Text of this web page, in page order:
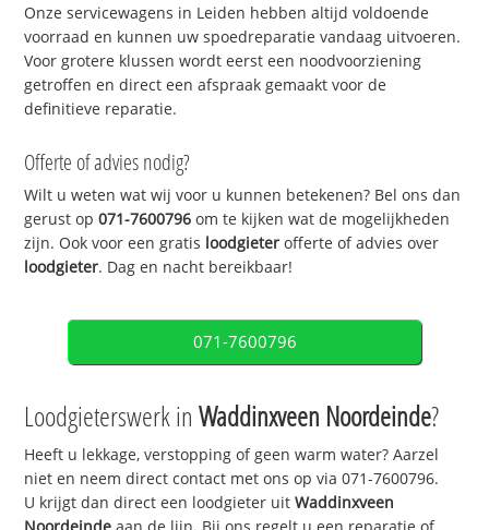
Onze servicewagens in Leiden hebben altijd voldoende
voorraad en kunnen uw spoedreparatie vandaag uitvoeren.
Voor grotere klussen wordt eerst een noodvoorziening
getroffen en direct een afspraak gemaakt voor de
definitieve reparatie.
Offerte of advies nodig?
Wilt u weten wat wij voor u kunnen betekenen? Bel ons dan
gerust op071-7600796 om te kijken wat de mogelijkheden
zijn. Ook voor een gratis loodgieter offerte of advies over
loodgieter. Dag en nacht bereikbaar!
071-7600796
Loodgieterswerk inWaddinxveen Noordeinde?
Heeft u lekkage, verstopping of geen warm water? Aarzel
niet en neem direct contact met ons op via 071-7600796.
U krijgt dan direct een loodgieter uitWaddinxveen